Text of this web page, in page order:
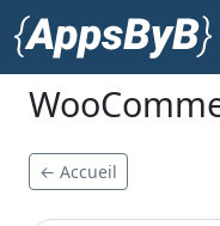
← Accueil